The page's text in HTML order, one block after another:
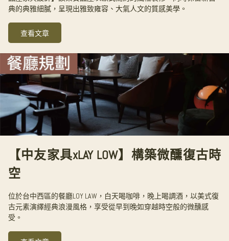
典的典雅細膩，呈現出雅致雍容、大氣人文的質感美學。
查看文章
【中友家具xLAY LOW】構築微醺復古時
空
位於台中西區的餐廳LOY LAW，白天喝咖啡，晚上喝調酒，以美式復
古元素演繹經典浪漫風格，享受從早到晚如穿越時空般的微醺感
受。